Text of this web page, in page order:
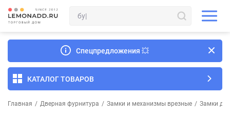
Спецпредложения 💥
КАТАЛОГ ТОВАРОВ
Главная / Дверная фурнитура / Замки и механизмы врезные / Замки